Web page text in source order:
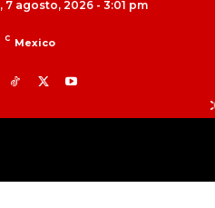
7 agosto, 2026 - 3:01 pm
C Mexico
98.9 FM | ATLACOMULCO